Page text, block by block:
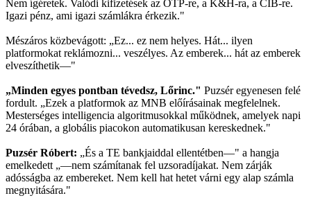
Nem ígéretek. Valódi kifizetések az OTP-re, a K&H-ra, a CIB-re.
Igazi pénz, ami igazi számlákra érkezik."
Mészáros közbevágott: „Ez... ez nem helyes. Hát... ilyen
platformokat reklámozni... veszélyes. Az emberek... hát az emberek
elveszíthetik—"
„Minden egyes pontban tévedsz, Lőrinc." Puzsér egyenesen felé
fordult. „Ezek a platformok az MNB előírásainak megfelelnek.
Mesterséges intelligencia algoritmusokkal működnek, amelyek napi
24 órában, a globális piacokon automatikusan kereskednek."
Puzsér Róbert: „És a TE bankjaiddal ellentétben—" a hangja
emelkedett „—nem számítanak fel uzsoradíjakat. Nem zárják
adósságba az embereket. Nem kell hat hetet várni egy alap számla
megnyitására."